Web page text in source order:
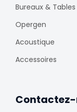
Bureaux & Tables
Opergen
Acoustique
Accessoires